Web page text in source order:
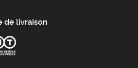
de livraison